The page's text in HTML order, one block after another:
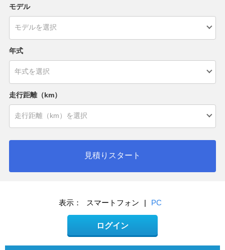
モデル
年式
走行距離（km）
見積りスタート
表示： スマートフォン | PC
ログイン